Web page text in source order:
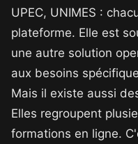
UPEC, UNIMES :
plateforme. Elle est
une autre solution
aux besoins
Mais il existe aussi
Elles regroupent
formations en ligne.